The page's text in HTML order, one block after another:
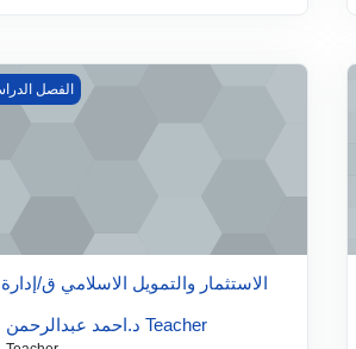
الاستثمار والتمويل الاسلامي ق/
الفصل
الاستثمار والتمويل الاسلامي ق/
د.احمد عبدالرحمن Teacher